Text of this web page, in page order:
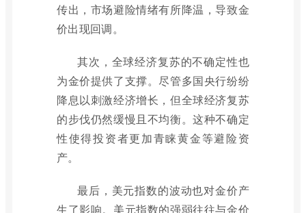
传出，市场避险情绪有所降温，导致金
价出现回调。
其次，全球经济复苏的不确定性也
为金价提供了支撑。尽管多国央行纷纷
降息以刺激经济增长，但全球经济复苏
的步伐仍然缓慢且不均衡。这种不确定
性使得投资者更加青睐黄金等避险资
产。
最后，美元指数的波动也对金价产
生了影响。美元指数的强弱往往与金价